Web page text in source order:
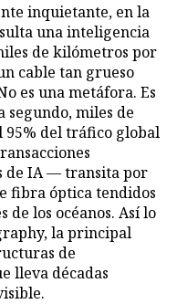
inquietante, en la
una inteligencia
de kilómetros por
cable tan grueso
es una metáfora. Es
segundo, miles de
95% del tráfico global
de IA — transita por
fibra óptica tendidos
de los océanos. Así lo
la principal
de
lleva décadas